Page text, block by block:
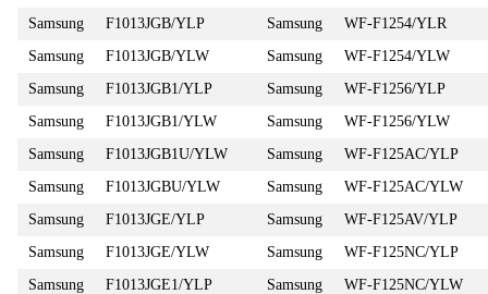
Samsung
F1013JGB/YLP Samsung
WF-F1254/YLR
Samsung
F1013JGB/YLW Samsung
WF-F1254/YLW
Samsung
F1013JGB1/YLP Samsung
WF-F1256/YLP
Samsung
F1013JGB1/YLW Samsung
WF-F1256/YLW
Samsung
F1013JGB1U/YLW Samsung
WF-F125AC/YLP
Samsung
F1013JGBU/YLW Samsung
WF-F125AC/YLW
Samsung
F1013JGE/YLP Samsung
WF-F125AV/YLP
Samsung
F1013JGE/YLW Samsung
WF-F125NC/YLP
Samsung
F1013JGE1/YLP Samsung
WF-F125NC/YLW